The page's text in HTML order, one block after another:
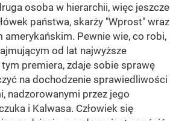
osoba w hierarchii, więc jeszcze
państwa, skarży "Wprost" wraz
amerykańskim. Pewnie wie, co robi,
od lat najwyższe
premiera, zdaje sobie sprawę
na dochodzenie sprawiedliwości
nadzorowanymi przez jego
i Kalwasa. Człowiek się